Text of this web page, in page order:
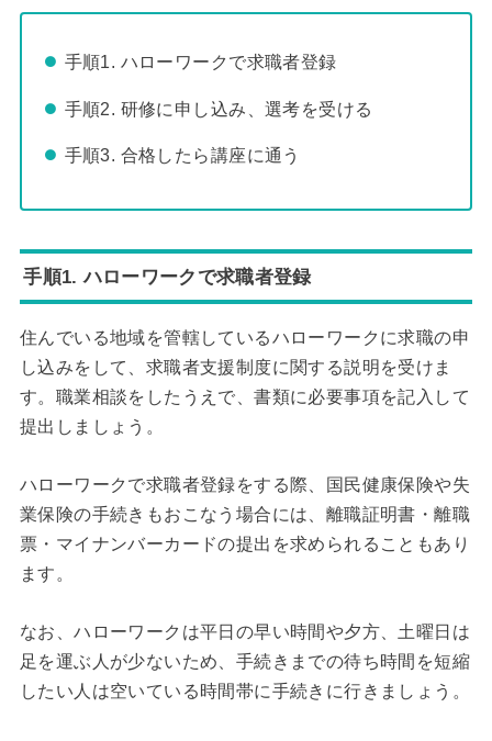
手順1. ハローワークで求職者登録
手順2. 研修に申し込み、選考を受ける
手順3. 合格したら講座に通う
手順1. ハローワークで求職者登録
住んでいる地域を管轄しているハローワークに求職の申
し込みをして、求職者支援制度に関する説明を受けま
す。職業相談をしたうえで、書類に必要事項を記入して
提出しましょう。
ハローワークで求職者登録をする際、国民健康保険や失
業保険の手続きもおこなう場合には、離職証明書・離職
票・マイナンバーカードの提出を求められることもあり
ます。
なお、ハローワークは平日の早い時間や夕方、土曜日は
足を運ぶ人が少ないため、手続きまでの待ち時間を短縮
したい人は空いている時間帯に手続きに行きましょう。